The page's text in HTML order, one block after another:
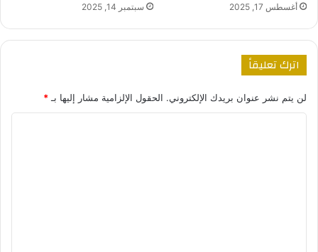
أغسطس 17, 2025 سبتمبر 14, 2025
اترك تعليقاً
لن يتم نشر عنوان بريدك الإلكتروني. الحقول الإلزامية مشار إليها بـ *